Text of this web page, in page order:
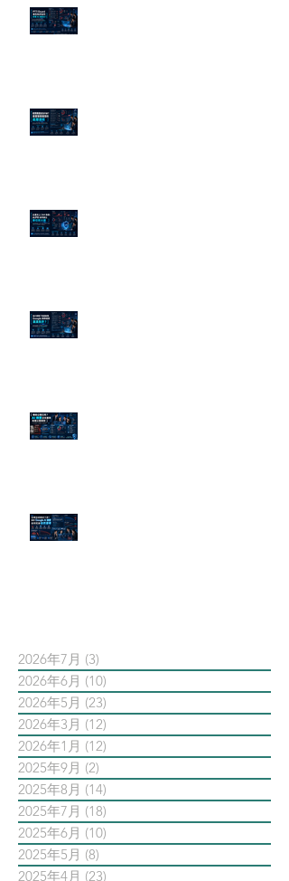
2026年7月 (3)
2026年6月 (10)
2026年5月 (23)
2026年3月 (12)
2026年1月 (12)
2025年9月 (2)
2025年8月 (14)
2025年7月 (18)
2025年6月 (10)
2025年5月 (8)
2025年4月 (23)